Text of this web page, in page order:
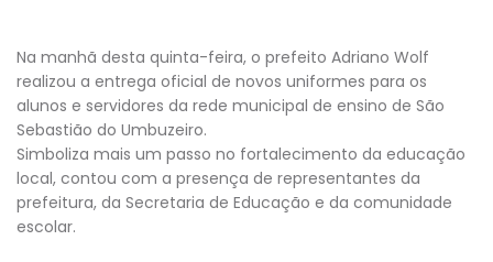
Na manhã desta quinta-feira, o prefeito Adriano Wolf
realizou a entrega oficial de novos uniformes para os
alunos e servidores da rede municipal de ensino de São
Sebastião do Umbuzeiro.
Simboliza mais um passo no fortalecimento da educação
local, contou com a presença de representantes da
prefeitura, da Secretaria de Educação e da comunidade
escolar.